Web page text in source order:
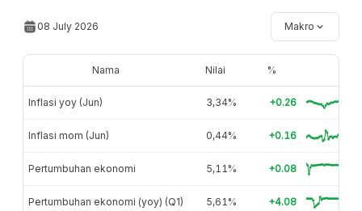
08 July 2026 Makro
Nama Nilai %
Inflasi yoy (Jun) 3,34% +0.26
Inflasi mom (Jun) 0,44% +0.16
Pertumbuhan ekonomi 5,11% +0.08
Pertumbuhan ekonomi (yoy) (Q1) 5,61% +4.08